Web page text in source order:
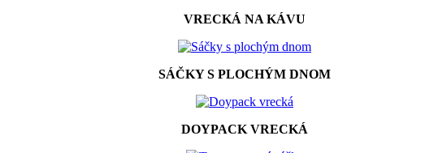
VRECKÁ NA KÁVU
SÁČKY S PLOCHÝM DNOM
DOYPACK VRECKÁ